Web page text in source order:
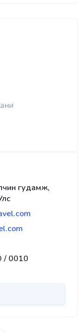
гудамж,
/ 0010